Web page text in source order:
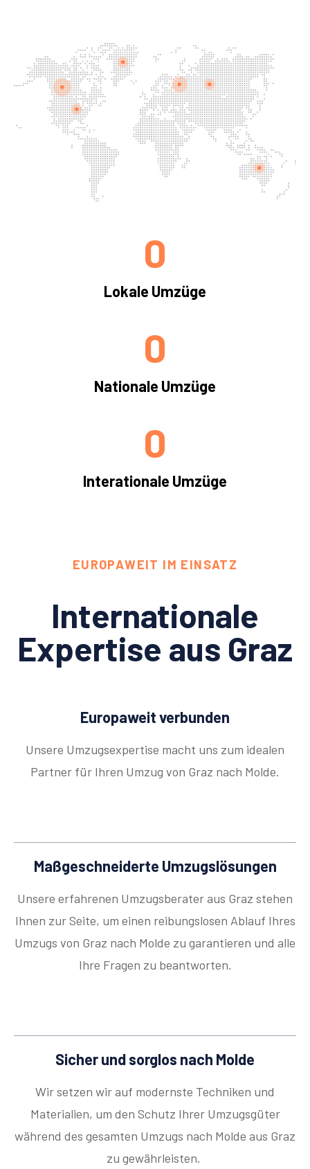
Lokale Umzüge
0
Nationale Umzüge
0
Interationale Umzüge
0
EUROPAWEIT IM EINSATZ
Internationale
Expertise aus Graz
Europaweit verbunden
Unsere Umzugsexpertise macht uns zum idealen
Partner für Ihren Umzug von Graz nach Molde.
Maßgeschneiderte Umzugslösungen
Unsere erfahrenen Umzugsberater aus Graz stehen
Ihnen zur Seite, um einen reibungslosen Ablauf Ihres
Umzugs von Graz nach Molde zu garantieren und alle
Ihre Fragen zu beantworten.
Sicher und sorglos nach Molde
Wir setzen wir auf modernste Techniken und
Materialien, um den Schutz Ihrer Umzugsgüter
während des gesamten Umzugs nach Molde aus Graz
zu gewährleisten.